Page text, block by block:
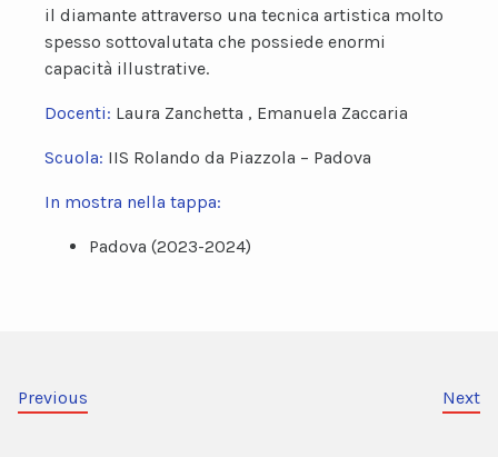
il diamante attraverso una tecnica artistica molto
spesso sottovalutata che possiede enormi
capacità illustrative.
Docenti: Laura Zanchetta , Emanuela Zaccaria
Scuola: IIS Rolando da Piazzola – Padova
In mostra nella tappa:
Padova (2023-2024)
Previous Next